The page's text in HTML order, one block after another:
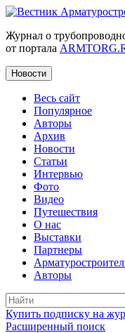
Журнал о
от портала
Новости
Весь сайт
Популярное
Авторы
Архив
Новости
Статьи
Интервью
Фото
Видео
Путешествия
О нас
Выставки
Партнеры
Авторы
Купить подписку на
Расширенный поиск